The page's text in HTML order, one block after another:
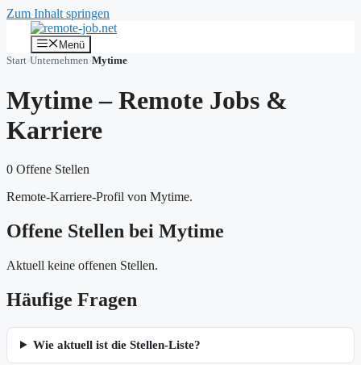
Zum Inhalt springen
Menü
Start›Unternehmen›Mytime
Mytime – Remote Jobs &
Karriere
0 Offene Stellen
Remote-Karriere-Profil von Mytime.
Offene Stellen bei Mytime
Aktuell keine offenen Stellen.
Häufige Fragen
Wie aktuell ist die Stellen-Liste?